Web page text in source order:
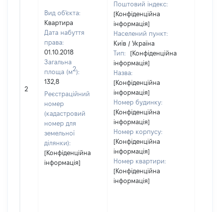
2
Вид об'єкта:
Квартира
Дата набуття
права:
01.10.2018
Загальна
площа (м2):
132,8
Реєстраційний
номер
(кадастровий
номер для
земельної
ділянки):
[Конфіденційна
інформація]
Поштовий індекс:
[Конфіденційна
інформація]
Населений пункт:
Київ / Україна
Тип:
[Конфіденційна
інформація]
Назва:
[Конфіденційна
інформація]
Номер будинку:
[Конфіденційна
інформація]
Номер корпусу:
[Конфіденційна
інформація]
Номер квартири:
[Конфіденційна
інформація]